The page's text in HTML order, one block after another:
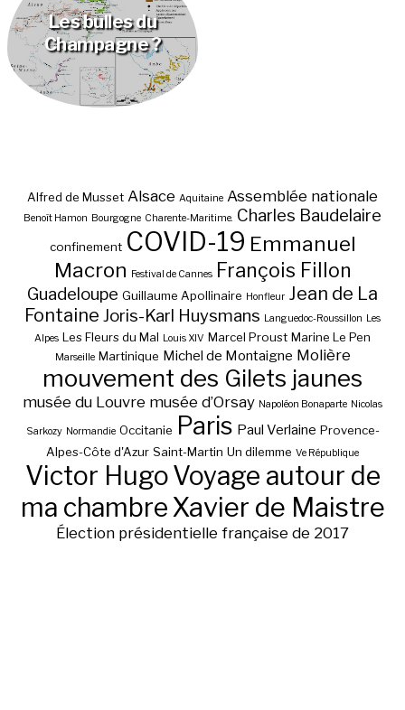
Les bulles du
Champagne ?
Alfred de Musset Alsace Aquitaine Assemblée nationale
Benoît Hamon Bourgogne Charente-Maritime. Charles Baudelaire
confinement COVID-19 Emmanuel
Macron Festival de Cannes François Fillon
Guadeloupe Guillaume Apollinaire Honfleur Jean de La
Fontaine Joris-Karl Huysmans Languedoc-Roussillon Les
Alpes Les Fleurs du Mal Louis XIV Marcel Proust Marine Le Pen
Marseille Martinique Michel de Montaigne Molière
mouvement des Gilets jaunes
musée du Louvre musée d’Orsay Napoléon Bonaparte Nicolas
Sarkozy Normandie Occitanie Paris Paul Verlaine Provence-
Alpes-Côte d'Azur Saint-Martin Un dilemme Ve République
Victor HugoVoyage autour de
ma chambre Xavier de Maistre
Élection présidentielle française de 2017